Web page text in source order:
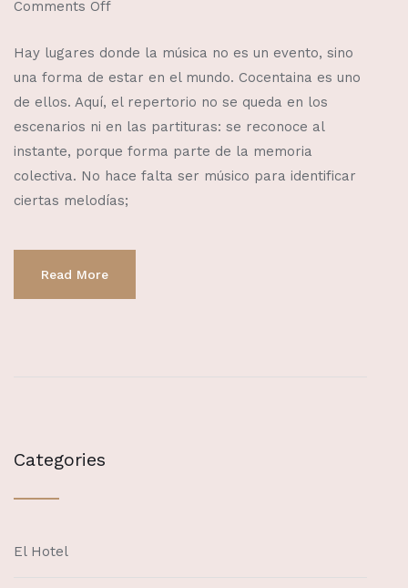
Comments Off
Hay lugares donde la música no es un evento, sino
una forma de estar en el mundo. Cocentaina es uno
de ellos. Aquí, el repertorio no se queda en los
escenarios ni en las partituras: se reconoce al
instante, porque forma parte de la memoria
colectiva. No hace falta ser músico para identificar
ciertas melodías;
Read More
Categories
El Hotel